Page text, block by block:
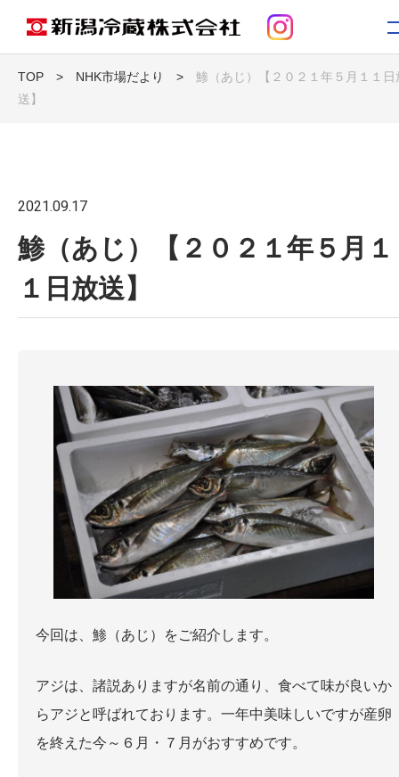
事業紹介
お問い合わせ
TOP > NHK市場だより >
鯵（あじ）【２０２１年５月１１日
送】
2021.09.17
鯵（あじ）【２０２１年５月１
１日放送】
今回は、鯵（あじ）をご紹介します。
アジは、諸説ありますが名前の通り、食べて味が良いか
らアジと呼ばれております。一年中美味しいですが産卵
を終えた今～６月・７月がおすすめです。